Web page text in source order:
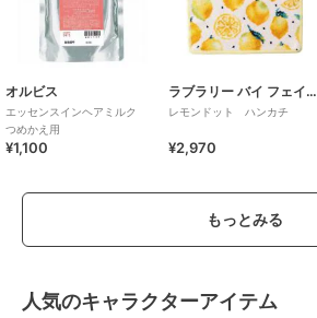
オルビス
エッセンスインヘアミルク
つめかえ用
¥1,100
ラブラリー バイ フェイラー
レモンドット ハンカチ
¥2,970
もっとみる
人気のキャラクターアイテム